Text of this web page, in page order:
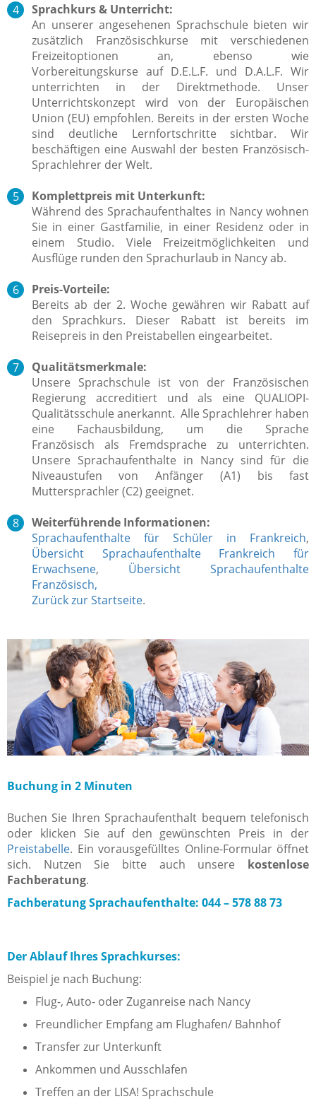
Sprachkurs & Unterricht:
An unserer angesehenen Sprachschule bieten wir
zusätzlich Französischkurse mit verschiedenen
Freizeitoptionen an, ebenso wie
Vorbereitungskurse auf D.E.L.F. und D.A.L.F. Wir
unterrichten in der Direktmethode. Unser
Unterrichtskonzept wird von der Europäischen
Union (EU) empfohlen. Bereits in der ersten Woche
sind deutliche Lernfortschritte sichtbar. Wir
beschäftigen eine Auswahl der besten Französisch-
Sprachlehrer der Welt.
Komplettpreis mit Unterkunft:
Während des Sprachaufenthaltes in Nancy wohnen
Sie in einer Gastfamilie, in einer Residenz oder in
einem Studio. Viele Freizeitmöglichkeiten und
Ausflüge runden den Sprachurlaub in Nancy ab.
Preis-Vorteile:
Bereits ab der 2. Woche gewähren wir Rabatt auf
den Sprachkurs. Dieser Rabatt ist bereits im
Reisepreis in den Preistabellen eingearbeitet.
Qualitätsmerkmale:
Unsere Sprachschule ist von der Französischen
Regierung accreditiert und als eine QUALIOPI-
Qualitätsschule anerkannt. Alle Sprachlehrer haben
eine Fachausbildung, um die Sprache
Französisch als Fremdsprache zu unterrichten.
Unsere Sprachaufenthalte in Nancy sind für die
Niveaustufen von Anfänger (A1) bis fast
Muttersprachler (C2) geeignet.
Weiterführende Informationen:
Sprachaufenthalte für Schüler in Frankreich,
Übersicht Sprachaufenthalte Frankreich für
Erwachsene, Übersicht Sprachaufenthalte
Französisch,
Zurück zur Startseite.
Buchung in 2 Minuten
Buchen Sie Ihren Sprachaufenthalt bequem telefonisch
oder klicken Sie auf den gewünschten Preis in der
Preistabelle. Ein vorausgefülltes Online-Formular öffnet
sich. Nutzen Sie bitte auch unsere kostenlose
Fachberatung.
Fachberatung Sprachaufenthalte: 044 – 578 88 73
Der Ablauf Ihres Sprachkurses:
Beispiel je nach Buchung:
Flug-, Auto- oder Zuganreise nach Nancy
Freundlicher Empfang am Flughafen/ Bahnhof
Transfer zur Unterkunft
Ankommen und Ausschlafen
Treffen an der LISA! Sprachschule